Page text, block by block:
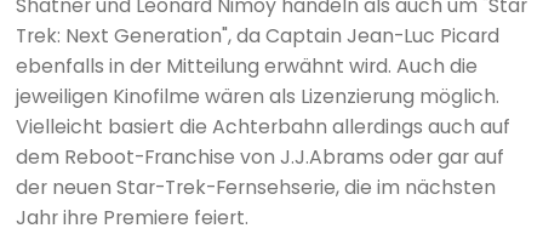
Trek: Next Generation", da Captain Jean-Luc Picard
ebenfalls in der Mitteilung erwähnt wird. Auch die
jeweiligen Kinofilme wären als Lizenzierung möglich.
Vielleicht basiert die Achterbahn allerdings auch auf
dem Reboot-Franchise von J.J.Abrams oder gar auf
der neuen Star-Trek-Fernsehserie, die im nächsten
Jahr ihre Premiere feiert.